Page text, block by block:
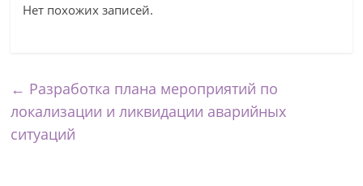
Нет похожих записей.
← Разработка плана мероприятий по
локализации и ликвидации аварийных
ситуаций